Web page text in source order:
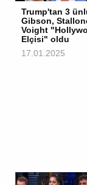
Trump'tan 3
Gibson,
Voight
Elçisi" oldu
17.01.2025